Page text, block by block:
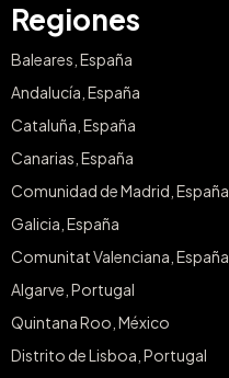
Regiones
Baleares, España
Andalucía, España
Cataluña, España
Canarias, España
Comunidad de Madrid, España
Galicia, España
Comunitat Valenciana, España
Algarve, Portugal
Quintana Roo, México
Distrito de Lisboa, Portugal